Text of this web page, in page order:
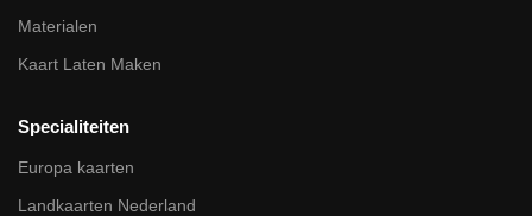
Materialen
Kaart Laten Maken
Specialiteiten
Europa kaarten
Landkaarten Nederland